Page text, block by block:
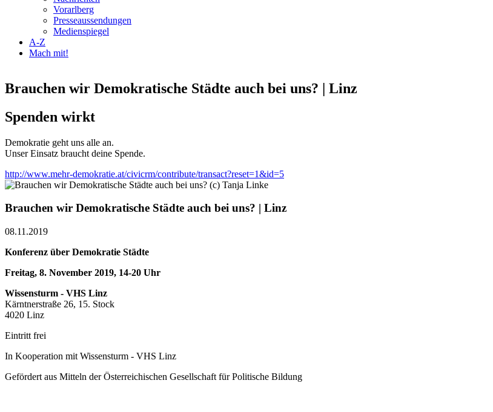
Vorarlberg
Presseaussendungen
Medienspiegel
A-Z
Mach mit!
Brauchen wir Demokratische Städte auch bei uns? | Linz
Spenden wirkt
Demokratie geht uns alle an.
Unser Einsatz braucht deine Spende.
http://www.mehr-demokratie.at/civicrm/contribute/transact?reset=1&id=5
Brauchen wir Demokratische Städte auch bei uns? | Linz
08.11.2019
Konferenz über Demokratie Städte
Freitag, 8. November 2019, 14-20 Uhr
Wissensturm - VHS Linz
Kärntnerstraße 26​, 15. Stock
4020 Linz
Eintritt frei
In Kooperation mit Wissensturm - VHS Linz
Gefördert aus Mitteln der Österreichischen Gesellschaft für Politische Bildung